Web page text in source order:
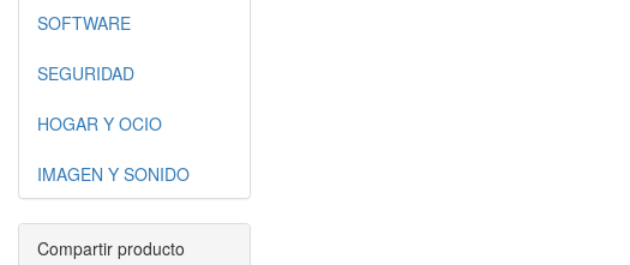
SOFTWARE
SEGURIDAD
HOGAR Y OCIO
IMAGEN Y SONIDO
Compartir producto